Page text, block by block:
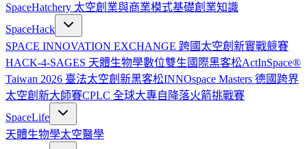
SpaceHatchery 太空創業與商業模式基礎創業知識
SpaceHack
SPACE INNOVATION EXCHANGE 跨國太空創新實戰競賽
HACK-4-SAGES 天體生物學數位雙生國際黑客松ActInSpace®
Taiwan 2026 臺法太空創新黑客松INNOspace Masters 德國跨界
太空創新大師賽CPLC 全球大專自降落火箭挑戰賽
SpaceLife
天體生物學太空醫學